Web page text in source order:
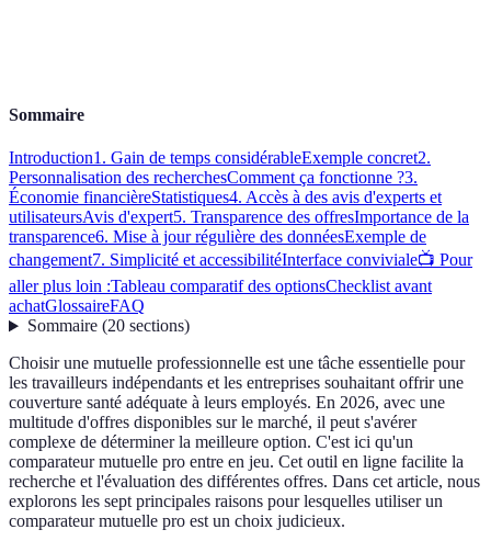
Sommaire
Introduction1. Gain de temps considérableExemple concret2.
Personnalisation des recherchesComment ça fonctionne ?3.
Économie financièreStatistiques4. Accès à des avis d'experts et
utilisateursAvis d'expert5. Transparence des offresImportance de la
transparence6. Mise à jour régulière des donnéesExemple de
changement7. Simplicité et accessibilitéInterface conviviale📺 Pour
aller plus loin :Tableau comparatif des optionsChecklist avant
achatGlossaireFAQ
Sommaire(20 sections)
Choisir une mutuelle professionnelle est une tâche essentielle pour
les travailleurs indépendants et les entreprises souhaitant offrir une
couverture santé adéquate à leurs employés. En 2026, avec une
multitude d'offres disponibles sur le marché, il peut s'avérer
complexe de déterminer la meilleure option. C'est ici qu'un
comparateur mutuelle pro entre en jeu. Cet outil en ligne facilite la
recherche et l'évaluation des différentes offres. Dans cet article, nous
explorons les sept principales raisons pour lesquelles utiliser un
comparateur mutuelle pro est un choix judicieux.